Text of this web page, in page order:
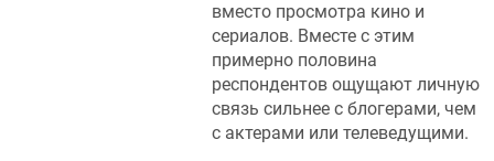
вместо просмотра кино и
сериалов. Вместе с этим
примерно половина
респондентов ощущают личную
связь сильнее с блогерами, чем
с актерами или телеведущими.